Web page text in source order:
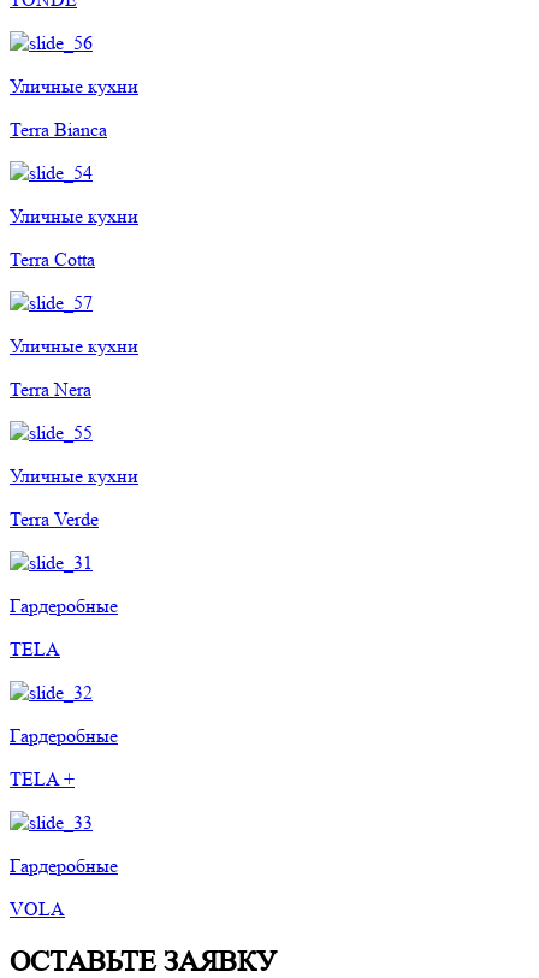
Уличные кухни
Terra Bianca
Уличные кухни
Terra Cotta
Уличные кухни
Terra Nera
Уличные кухни
Terra Verde
Гардеробные
TELA
Гардеробные
TELA +
Гардеробные
VOLA
ОСТАВЬТЕ ЗАЯВКУ